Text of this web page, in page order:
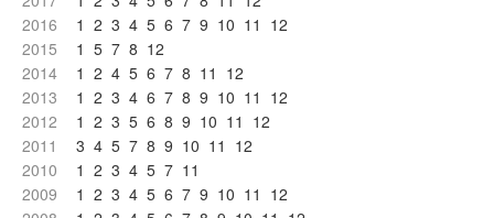
2016
1 2 3 4 5 6 7 9 10 11 12
2015
1 5 7 8 12
2014
1 2 4 5 6 7 8 11 12
2013
1 2 3 4 6 7 8 9 10 11 12
2012
1 2 3 5 6 8 9 10 11 12
2011
3 4 5 7 8 9 10 11 12
2010
1 2 3 4 5 7 11
2009
1 2 3 4 5 6 7 9 10 11 12